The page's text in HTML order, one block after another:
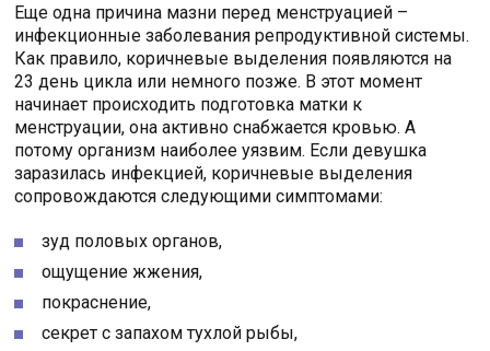
Еще одна причина мазни перед менструацией –
инфекционные заболевания репродуктивной системы.
Как правило, коричневые выделения появляются на
23 день цикла или немного позже. В этот момент
начинает происходить подготовка матки к
менструации, она активно снабжается кровью. А
потому организм наиболее уязвим. Если девушка
заразилась инфекцией, коричневые выделения
сопровождаются следующими симптомами:
зуд половых органов,
ощущение жжения,
покраснение,
секрет с запахом тухлой рыбы,